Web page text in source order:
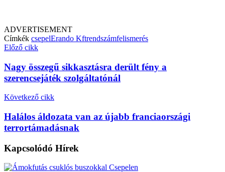
ADVERTISEMENT
Címkék csepelErando Kftrendszámfelismerés
Előző cikk
Nagy összegű sikkasztásra derült fény a
szerencsejáték szolgáltatónál
Következő cikk
Halálos áldozata van az újabb franciaországi
terrortámadásnak
Kapcsolódó Hírek